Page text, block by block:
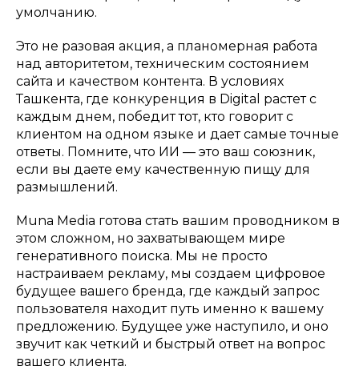
умолчанию.
Это не разовая акция, а планомерная работа
над авторитетом, техническим состоянием
сайта и качеством контента. В условиях
Ташкента, где конкуренция в Digital растет с
каждым днем, победит тот, кто говорит с
клиентом на одном языке и дает самые точные
ответы. Помните, что ИИ — это ваш союзник,
если вы даете ему качественную пищу для
размышлений.
Muna Media готова стать вашим проводником в
этом сложном, но захватывающем мире
генеративного поиска. Мы не просто
настраиваем рекламу, мы создаем цифровое
будущее вашего бренда, где каждый запрос
пользователя находит путь именно к вашему
предложению. Будущее уже наступило, и оно
звучит как четкий и быстрый ответ на вопрос
вашего клиента.